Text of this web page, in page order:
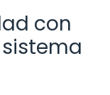
con